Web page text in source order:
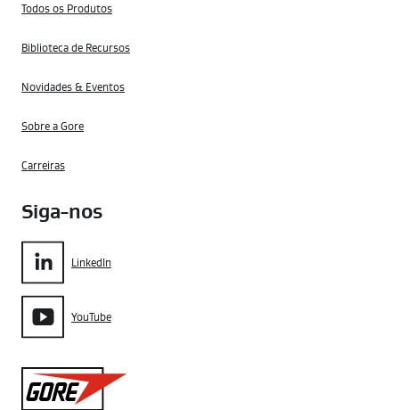
Todos os Produtos
Biblioteca de Recursos
Novidades & Eventos
Sobre a Gore
Carreiras
Siga-nos
LinkedIn
YouTube
Gore